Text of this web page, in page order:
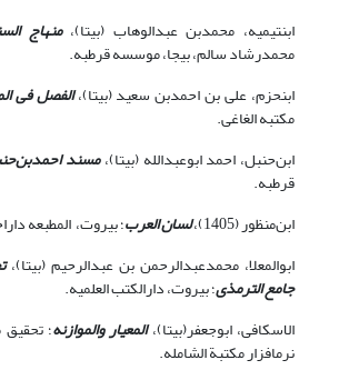
ابن‏تیمیه، محمدبن عبدالوهاب (بی‏تا)،منهاج
محمدرشاد سالم، بی‏جا، موسسه قرطبه.
ابن‏حزم، علی بن احمدبن سعید (بی‏تا)،الفصل فی
مکتبه الغاغی.
ابن‌حنبل، احمد ابوعبدالله (بی‏تا)،مسند
قرطبه.
ابن‌منظور (1405)،
لسان العرب؛ بیروت، المطبعه
ابوالمعلا، محمدعبدالرحمن بن عبدالرحیم (بی‏تا)،
جامع الترمذی؛ بیروت، دارالکتب العلمیه.
الاسکافی، ابوجعفر(بی‏تا)،المعیار والموازنه؛
نرم‏افزار مکتبة الشامله.